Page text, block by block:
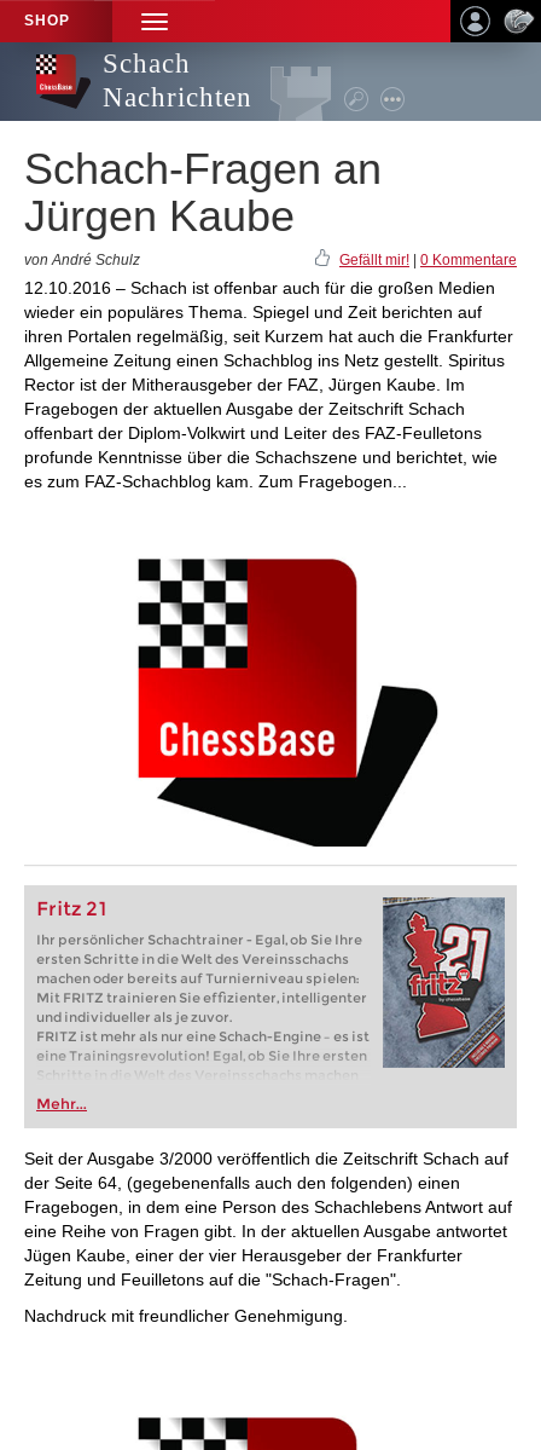
SHOP
TOGGLE
NAVIGATION
Schach
Nachrichten
Schach-Fragen an
Jürgen Kaube
von André Schulz Gefällt mir! 0 Kommentare
12.10.2016 – Schach ist offenbar auch für die großen Medien
wieder ein populäres Thema. Spiegel und Zeit berichten auf
ihren Portalen regelmäßig, seit Kurzem hat auch die Frankfurter
Allgemeine Zeitung einen Schachblog ins Netz gestellt. Spiritus
Rector ist der Mitherausgeber der FAZ, Jürgen Kaube. Im
Fragebogen der aktuellen Ausgabe der Zeitschrift Schach
offenbart der Diplom-Volkwirt und Leiter des FAZ-Feulletons
profunde Kenntnisse über die Schachszene und berichtet, wie
es zum FAZ-Schachblog kam. Zum Fragebogen...
Fritz 21
Ihr persönlicher Schachtrainer - Egal, ob Sie Ihre
ersten Schritte in die Welt des Vereinsschachs
machen oder bereits auf Turnierniveau spielen:
Mit FRITZ trainieren Sie effizienter, intelligenter
und individueller als je zuvor.
FRITZ ist mehr als nur eine Schach-Engine – es ist
eine Trainingsrevolution! Egal, ob Sie Ihre ersten
Schritte in die Welt des Vereinsschachs machen
oder bereits auf Turnierniveau spielen: Mit
FRITZ trainieren Sie effizienter, intelligenter und
individueller als je zuvor.
Mehr...
Seit der Ausgabe 3/2000 veröffentlich die Zeitschrift Schach auf
der Seite 64, (gegebenenfalls auch den folgenden) einen
Fragebogen, in dem eine Person des Schachlebens Antwort auf
eine Reihe von Fragen gibt. In der aktuellen Ausgabe antwortet
Jügen Kaube, einer der vier Herausgeber der Frankfurter
Zeitung und Feuilletons auf die "Schach-Fragen".
Nachdruck mit freundlicher Genehmigung.